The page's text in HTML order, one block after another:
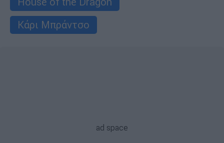
Κάρι Μπράντσο